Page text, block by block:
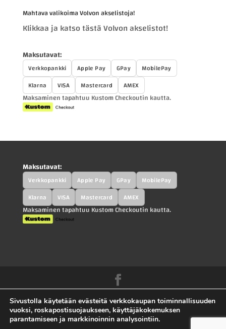
Mahtava valikoima Volvon akselistoja!
Klikkaa ja katso tästä Volvon akselistot!
Maksutavat:
Verkkopankki Apple Pay GPay
MobilePay
Klarna
VISA Mastercard AMEX
Maksaminen tapahtuu Kustom Checkoutin kautta.
Maksutavat:
Verkkopankki Apple Pay GPay
MobilePay
Klarna
VISA Mastercard AMEX
Maksaminen tapahtuu Kustom Checkoutin kautta.
Kah-Parts.fi - Kah-Trucks.fi - Kauppilan
Autohajottamo Oy |Tietosuojaseloste
Toimitusehdot|Ota yhteyttä |Sivuston toteutus
Sivustolla käytetään evästeitä verkkokaupan toiminnallisuuden
vuoksi, roskapostisuojaukseen, käyttäjäkokemuksen
parantamiseen ja markkinoinnin analysointiin.